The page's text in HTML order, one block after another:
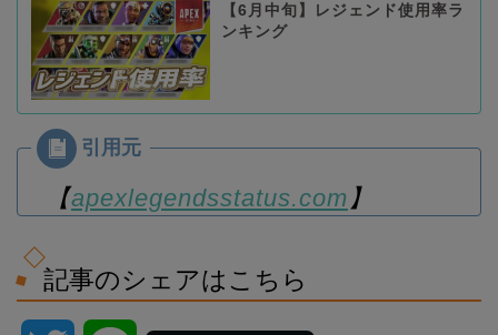
【6月中旬】レジェンド使用率ラ
ンキング
【apexlegendsstatus.com 】
記事のシェアはこちら